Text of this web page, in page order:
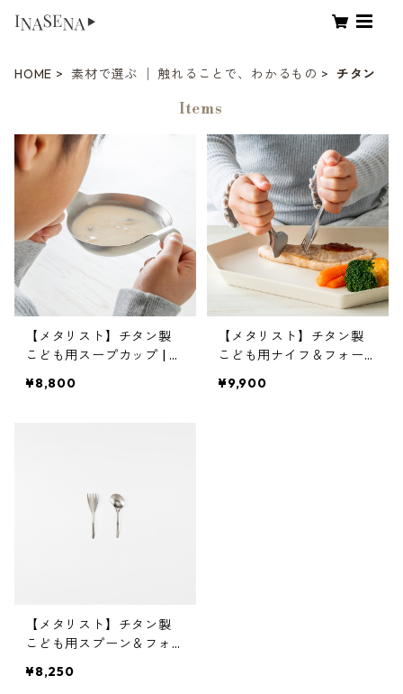
HOME 素材で選ぶ │ 触れることで、わかるもの チタン
Items
【メタリスト】チタン製
こども用スープカップ | 軽
cup | [INASENA(イナセ
¥8,800
【メタリスト】チタン製
こども用ナイフ＆フォーク
eak knife and fork | [INA
¥9,900
【メタリスト】チタン製
こども用スプーン＆フォー
spoon and fork | [INASE
¥8,250